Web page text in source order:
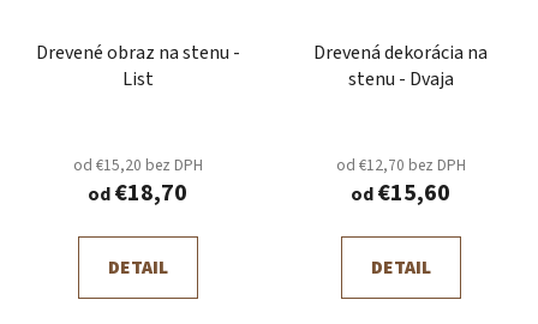
Drevené obraz na stenu -
List
od €15,20 bez DPH
od€18,70
DETAIL
Drevená dekorácia na
stenu - Dvaja
od €12,70 bez DPH
od€15,60
DETAIL